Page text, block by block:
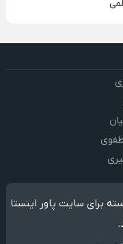
برای سایت پاور اینستا